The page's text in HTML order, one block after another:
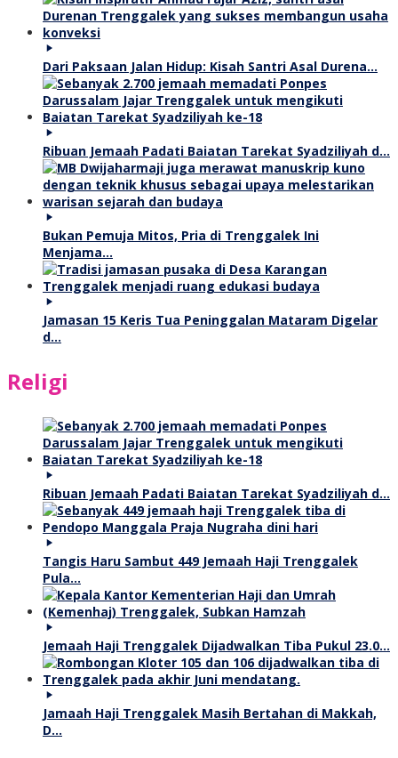
Dari Paksaan Jalan Hidup: Kisah Santri Asal Durena…
Ribuan Jemaah Padati Baiatan Tarekat Syadziliyah d…
Bukan Pemuja Mitos, Pria di Trenggalek Ini
Menjama…
Jamasan 15 Keris Tua Peninggalan Mataram Digelar
d…
Religi
Ribuan Jemaah Padati Baiatan Tarekat Syadziliyah d…
Tangis Haru Sambut 449 Jemaah Haji Trenggalek
Pula…
Jemaah Haji Trenggalek Dijadwalkan Tiba Pukul 23.0…
Jamaah Haji Trenggalek Masih Bertahan di Makkah,
D…